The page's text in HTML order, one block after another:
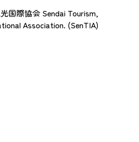
国際協会 Sendai Tourism,
Association. (SenTIA)